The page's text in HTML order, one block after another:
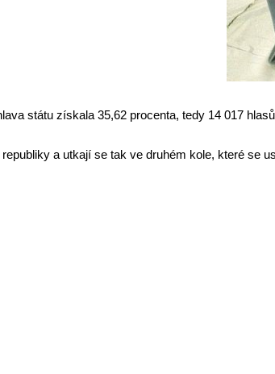
státu získala 35,62 procenta, tedy 14 017
a utkají se tak ve druhém kole, které se